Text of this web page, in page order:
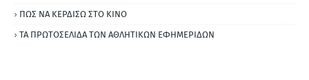
ΠΩΣ ΝΑ ΚΕΡΔΙΣΩ ΣΤΟ ΚΙΝΟ
ΤΑ ΠΡΩΤΟΣΕΛΙΔΑ ΤΩΝ ΑΘΛΗΤΙΚΩΝ ΕΦΗΜΕΡΙΔΩΝ